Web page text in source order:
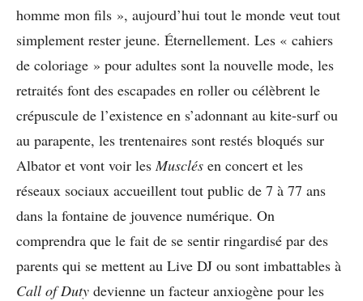
homme mon fils », aujourd’hui tout le monde veut tout
simplement rester jeune. Éternellement. Les « cahiers
de coloriage » pour adultes sont la nouvelle mode, les
retraités font des escapades en roller ou célèbrent le
crépuscule de l’existence en s’adonnant au kite-surf ou
au parapente, les trentenaires sont restés bloqués sur
Albator et vont voir les Musclés en concert et les
réseaux sociaux accueillent tout public de 7 à 77 ans
dans la fontaine de jouvence numérique. On
comprendra que le fait de se sentir ringardisé par des
parents qui se mettent au Live DJ ou sont imbattables à
Call of Duty devienne un facteur anxiogène pour les